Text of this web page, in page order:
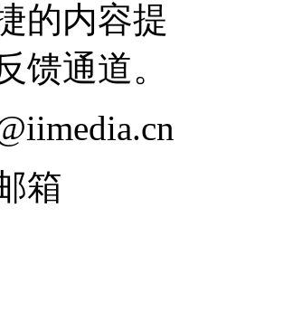
的内容提
馈通道。
箱